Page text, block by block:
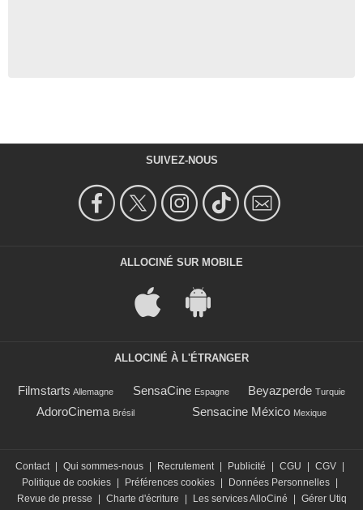
SUIVEZ-NOUS
ALLOCINÉ SUR MOBILE
ALLOCINÉ À L'ÉTRANGER
Filmstarts Allemagne SensaCine Espagne Beyazperde Turquie
AdoroCinema Brésil Sensacine México Mexique
Contact Qui sommes-nous Recrutement Publicité CGU CGV
Politique de cookies
Préférences cookies Données Personnelles
Revue de presse
Charte d'écriture Les services AlloCiné
Gérer Utiq